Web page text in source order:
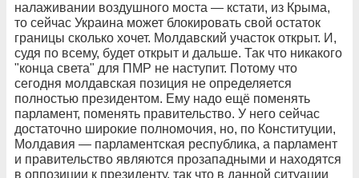
налаживании воздушного моста — кстати, из Крыма,
то сейчас Украина может блокировать свой остаток
границы сколько хочет. Молдавский участок открыт. И,
судя по всему, будет открыт и дальше. Так что никакого
"конца света" для ПМР не наступит. Потому что
сегодня молдавская позиция не определяется
полностью президентом. Ему надо ещё поменять
парламент, поменять правительство. У него сейчас
достаточно широкие полномочия, но, по Конституции,
Молдавия — парламентская республика, а парламент
и правительство являются прозападными и находятся
в оппозиции к президенту, так что в данной ситуации